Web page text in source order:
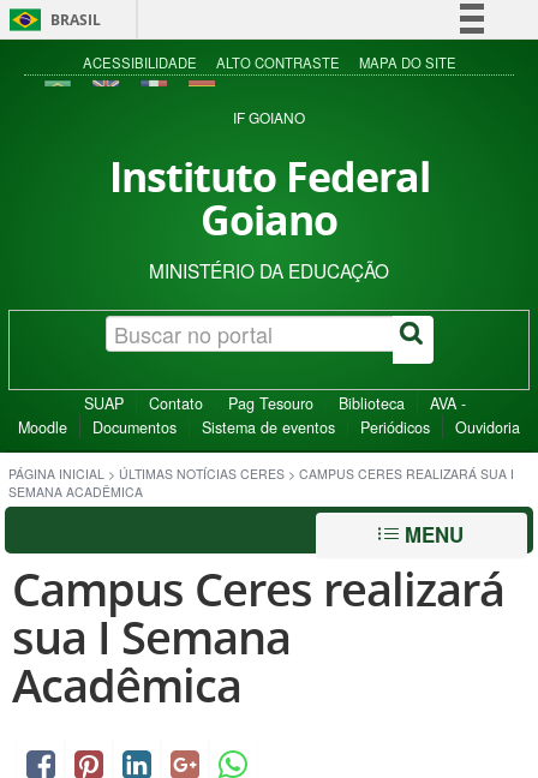
BRASIL
Simplifique!
Acesso à informação
ACESSIBILIDADE ALTO CONTRASTE MAPA DO SITE
IF GOIANO
Instituto Federal
Goiano
MINISTÉRIO DA EDUCAÇÃO
SUAP Contato Pag Tesouro Biblioteca
AVA -
Moodle
Documentos Sistema de eventos Periódicos Ouvidoria
PÁGINA INICIAL > ÚLTIMAS NOTÍCIAS CERES > CAMPUS CERES REALIZARÁ SUA I
SEMANA ACADÊMICA
MENU
Campus Ceres realizará
sua I Semana
Acadêmica